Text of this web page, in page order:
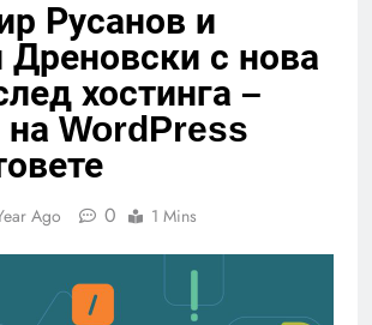
Русанов и
Дреновски с нова
хостинга –
WordPress
Ago 0 1 Mins